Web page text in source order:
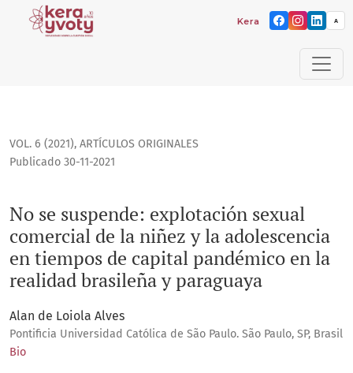
Kera yvoty: reflexiones
A
No se suspende: explotación sexual comercial de la
VOL. 6 (2021), ARTÍCULOS ORIGINALES
No se suspende: explotación sexual
comercial de la niñez y la adolescencia
en tiempos de capital pandémico en la
realidad brasileña y paraguaya
Publicado 30-11-2021
Alan de Loiola Alves
Pontificia Universidad Católica de São Paulo. São Paulo, SP, Brasil
Bio